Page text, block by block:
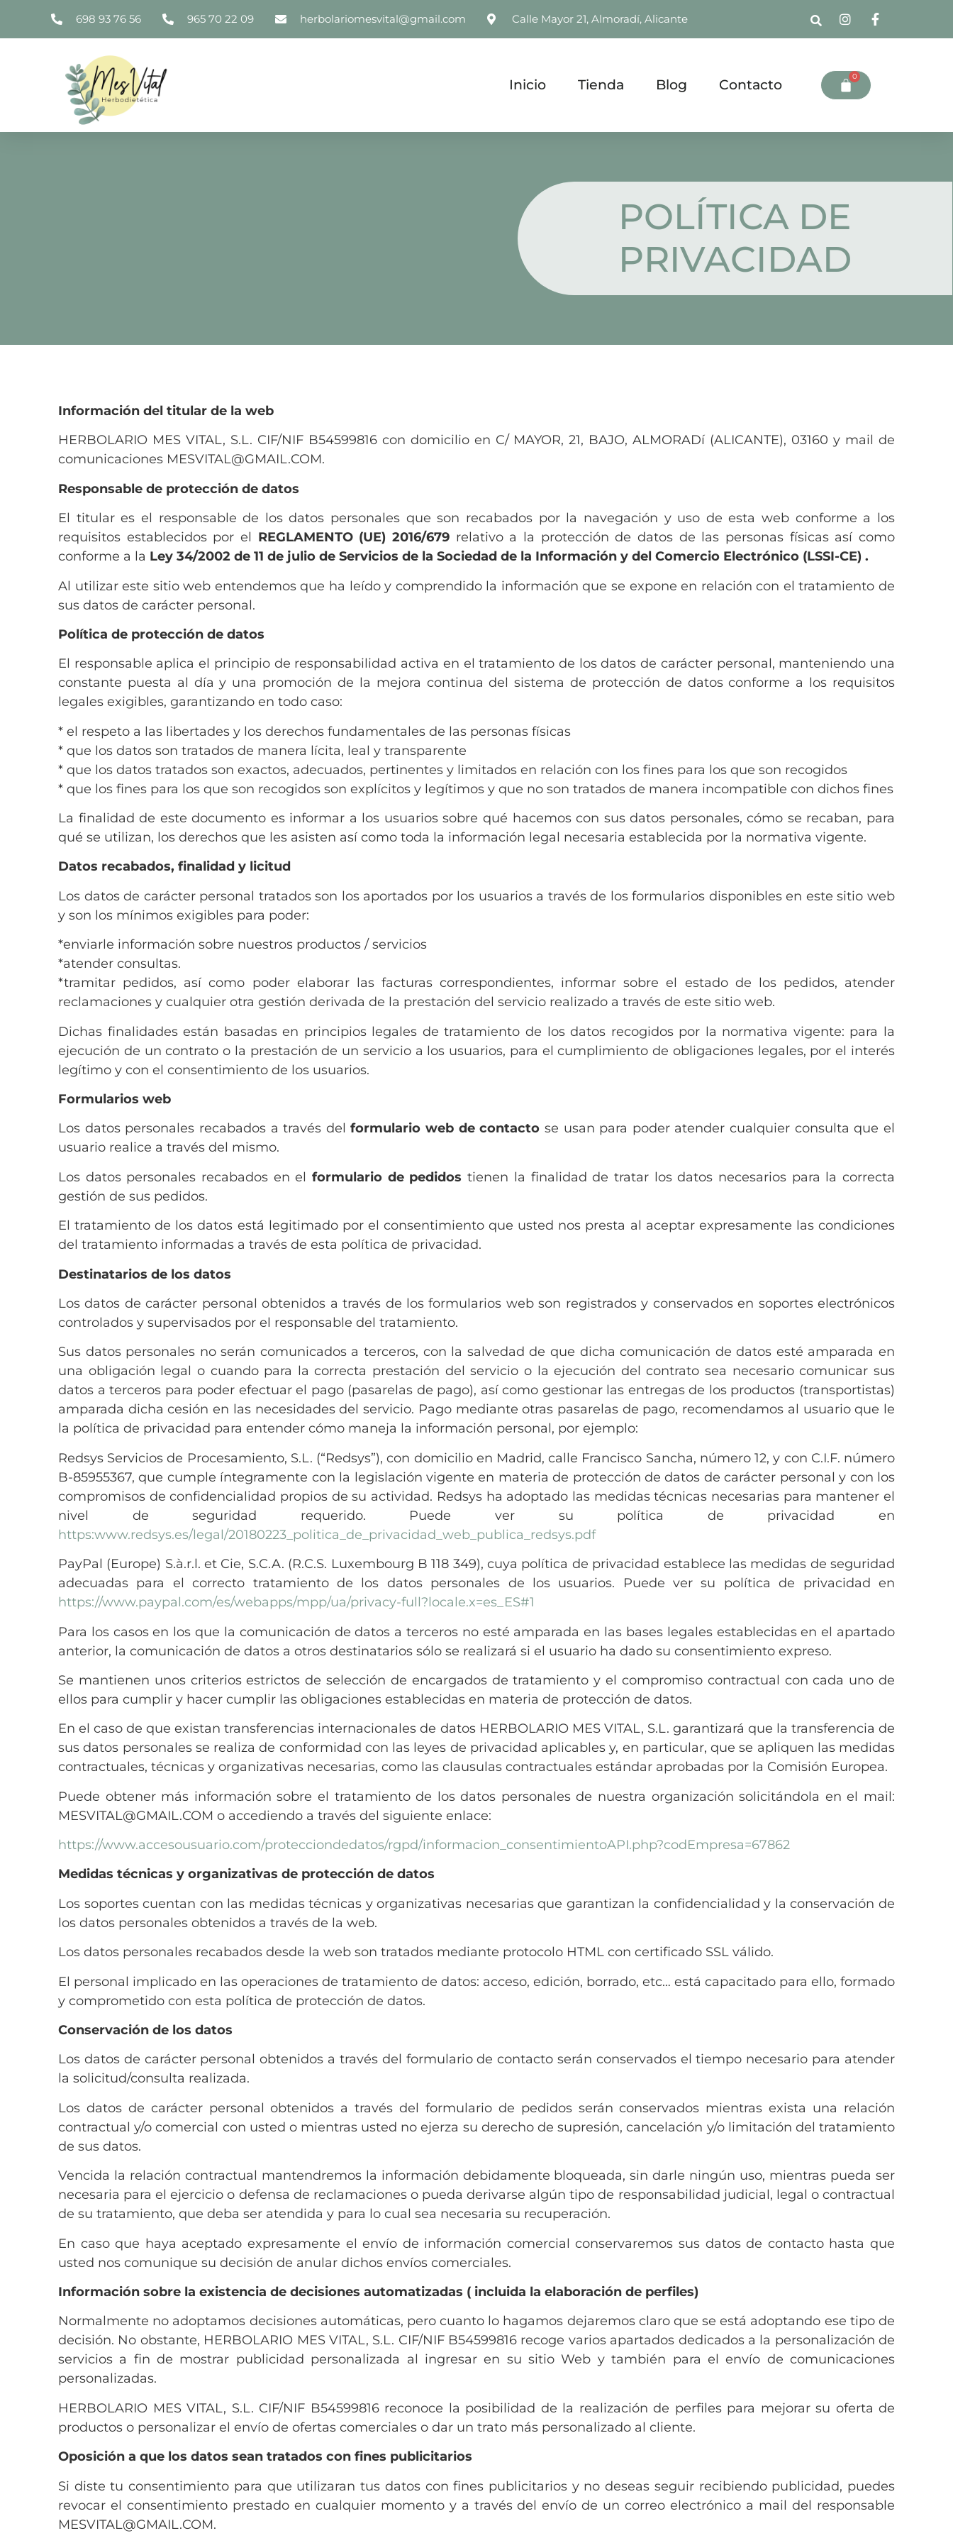
698 93 76 56 965 70 22 09 herbolariomesvital@gmail.com Calle Mayor 21, Almoradí, Alicante
Inicio Tienda Blog Contacto
0
POLÍTICA DE
PRIVACIDAD
Información del titular de la web
HERBOLARIO MES VITAL, S.L. CIF/NIF B54599816 con domicilio en C/ MAYOR, 21, BAJO, ALMORADí (ALICANTE), 03160 y mail de
comunicaciones MESVITAL@GMAIL.COM.
Responsable de protección de datos
El titular es el responsable de los datos personales que son recabados por la navegación y uso de esta web conforme a los
requisitos establecidos por el REGLAMENTO (UE) 2016/679 relativo a la protección de datos de las personas físicas así como
conforme a la Ley 34/2002 de 11 de julio de Servicios de la Sociedad de la Información y del Comercio Electrónico (LSSI-CE) .
Al utilizar este sitio web entendemos que ha leído y comprendido la información que se expone en relación con el tratamiento de
sus datos de carácter personal.
Política de protección de datos
El responsable aplica el principio de responsabilidad activa en el tratamiento de los datos de carácter personal, manteniendo una
constante puesta al día y una promoción de la mejora continua del sistema de protección de datos conforme a los requisitos
legales exigibles, garantizando en todo caso:
* el respeto a las libertades y los derechos fundamentales de las personas físicas
* que los datos son tratados de manera lícita, leal y transparente
* que los datos tratados son exactos, adecuados, pertinentes y limitados en relación con los fines para los que son recogidos
* que los fines para los que son recogidos son explícitos y legítimos y que no son tratados de manera incompatible con dichos fines
La finalidad de este documento es informar a los usuarios sobre qué hacemos con sus datos personales, cómo se recaban, para
qué se utilizan, los derechos que les asisten así como toda la información legal necesaria establecida por la normativa vigente.
Datos recabados, finalidad y licitud
Los datos de carácter personal tratados son los aportados por los usuarios a través de los formularios disponibles en este sitio web
y son los mínimos exigibles para poder:
*enviarle información sobre nuestros productos / servicios
*atender consultas.
*tramitar pedidos, así como poder elaborar las facturas correspondientes, informar sobre el estado de los pedidos, atender
reclamaciones y cualquier otra gestión derivada de la prestación del servicio realizado a través de este sitio web.
Dichas finalidades están basadas en principios legales de tratamiento de los datos recogidos por la normativa vigente: para la
ejecución de un contrato o la prestación de un servicio a los usuarios, para el cumplimiento de obligaciones legales, por el interés
legítimo y con el consentimiento de los usuarios.
Formularios web
Los datos personales recabados a través delformulario web de contacto se usan para poder atender cualquier consulta que el
usuario realice a través del mismo.
Los datos personales recabados en elformulario de pedidos tienen la finalidad de tratar los datos necesarios para la correcta
gestión de sus pedidos.
El tratamiento de los datos está legitimado por el consentimiento que usted nos presta al aceptar expresamente las condiciones
del tratamiento informadas a través de esta política de privacidad.
Destinatarios de los datos
Los datos de carácter personal obtenidos a través de los formularios web son registrados y conservados en soportes electrónicos
controlados y supervisados por el responsable del tratamiento.
Sus datos personales no serán comunicados a terceros, con la salvedad de que dicha comunicación de datos esté amparada en
una obligación legal o cuando para la correcta prestación del servicio o la ejecución del contrato sea necesario comunicar sus
datos a terceros para poder efectuar el pago (pasarelas de pago), así como gestionar las entregas de los productos (transportistas)
amparada dicha cesión en las necesidades del servicio. Pago mediante otras pasarelas de pago, recomendamos al usuario que le
la política de privacidad para entender cómo maneja la información personal, por ejemplo:
Redsys Servicios de Procesamiento, S.L. (“Redsys”), con domicilio en Madrid, calle Francisco Sancha, número 12, y con C.I.F. número
B-85955367, que cumple íntegramente con la legislación vigente en materia de protección de datos de carácter personal y con los
compromisos de confidencialidad propios de su actividad. Redsys ha adoptado las medidas técnicas necesarias para mantener el
nivel de seguridad requerido. Puede ver su política de privacidad en
https:www.redsys.es/legal/20180223_politica_de_privacidad_web_publica_redsys.pdf
PayPal (Europe) S.à.r.l. et Cie, S.C.A. (R.C.S. Luxembourg B 118 349), cuya política de privacidad establece las medidas de seguridad
adecuadas para el correcto tratamiento de los datos personales de los usuarios. Puede ver su política de privacidad en
https://www.paypal.com/es/webapps/mpp/ua/privacy-full?locale.x=es_ES#1
Para los casos en los que la comunicación de datos a terceros no esté amparada en las bases legales establecidas en el apartado
anterior, la comunicación de datos a otros destinatarios sólo se realizará si el usuario ha dado su consentimiento expreso.
Se mantienen unos criterios estrictos de selección de encargados de tratamiento y el compromiso contractual con cada uno de
ellos para cumplir y hacer cumplir las obligaciones establecidas en materia de protección de datos.
En el caso de que existan transferencias internacionales de datos HERBOLARIO MES VITAL, S.L. garantizará que la transferencia de
sus datos personales se realiza de conformidad con las leyes de privacidad aplicables y, en particular, que se apliquen las medidas
contractuales, técnicas y organizativas necesarias, como las clausulas contractuales estándar aprobadas por la Comisión Europea.
Puede obtener más información sobre el tratamiento de los datos personales de nuestra organización solicitándola en el mail:
MESVITAL@GMAIL.COM o accediendo a través del siguiente enlace:
https://www.accesousuario.com/protecciondedatos/rgpd/informacion_consentimientoAPI.php?codEmpresa=67862
Medidas técnicas y organizativas de protección de datos
Los soportes cuentan con las medidas técnicas y organizativas necesarias que garantizan la confidencialidad y la conservación de
los datos personales obtenidos a través de la web.
Los datos personales recabados desde la web son tratados mediante protocolo HTML con certificado SSL válido.
El personal implicado en las operaciones de tratamiento de datos: acceso, edición, borrado, etc… está capacitado para ello, formado
y comprometido con esta política de protección de datos.
Conservación de los datos
Los datos de carácter personal obtenidos a través del formulario de contacto serán conservados el tiempo necesario para atender
la solicitud/consulta realizada.
Los datos de carácter personal obtenidos a través del formulario de pedidos serán conservados mientras exista una relación
contractual y/o comercial con usted o mientras usted no ejerza su derecho de supresión, cancelación y/o limitación del tratamiento
de sus datos.
Vencida la relación contractual mantendremos la información debidamente bloqueada, sin darle ningún uso, mientras pueda ser
necesaria para el ejercicio o defensa de reclamaciones o pueda derivarse algún tipo de responsabilidad judicial, legal o contractual
de su tratamiento, que deba ser atendida y para lo cual sea necesaria su recuperación.
En caso que haya aceptado expresamente el envío de información comercial conservaremos sus datos de contacto hasta que
usted nos comunique su decisión de anular dichos envíos comerciales.
Información sobre la existencia de decisiones automatizadas ( incluida la elaboración de perfiles)
Normalmente no adoptamos decisiones automáticas, pero cuanto lo hagamos dejaremos claro que se está adoptando ese tipo de
decisión. No obstante, HERBOLARIO MES VITAL, S.L. CIF/NIF B54599816 recoge varios apartados dedicados a la personalización de
servicios a fin de mostrar publicidad personalizada al ingresar en su sitio Web y también para el envío de comunicaciones
personalizadas.
HERBOLARIO MES VITAL, S.L. CIF/NIF B54599816 reconoce la posibilidad de la realización de perfiles para mejorar su oferta de
productos o personalizar el envío de ofertas comerciales o dar un trato más personalizado al cliente.
Oposición a que los datos sean tratados con fines publicitarios
Si diste tu consentimiento para que utilizaran tus datos con fines publicitarios y no deseas seguir recibiendo publicidad, puedes
revocar el consentimiento prestado en cualquier momento y a través del envío de un correo electrónico a mail del responsable
MESVITAL@GMAIL.COM.